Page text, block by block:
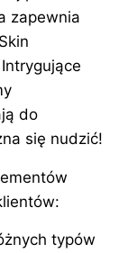
zapewnia
do
się nudzić!
typów